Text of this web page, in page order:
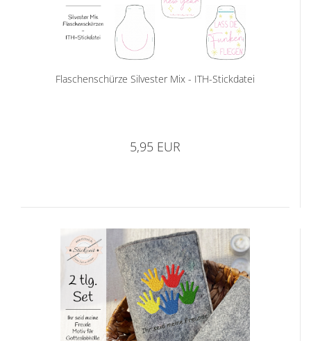
Flaschenschürze Silvester Mix - ITH-Stickdatei
5,95 EUR